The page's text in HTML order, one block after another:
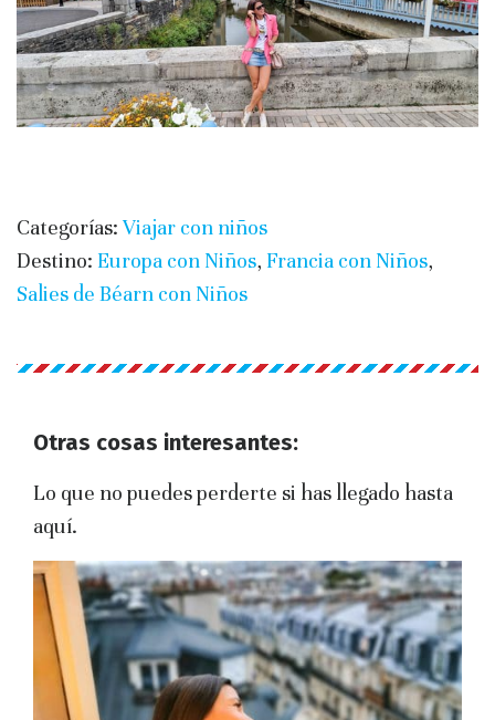
Categorías: Viajar con niños
Destino: Europa con Niños, Francia con Niños,
Salies de Béarn con Niños
Otras cosas interesantes:
Lo que no puedes perderte si has llegado hasta
aquí.